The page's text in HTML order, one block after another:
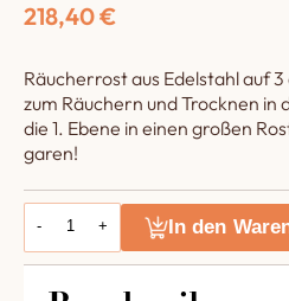
218,40€
Räucherrost aus Edelstahl auf
zum Räuchern und Trocknen in
die 1. Ebene in einen großen
garen!
- + In den